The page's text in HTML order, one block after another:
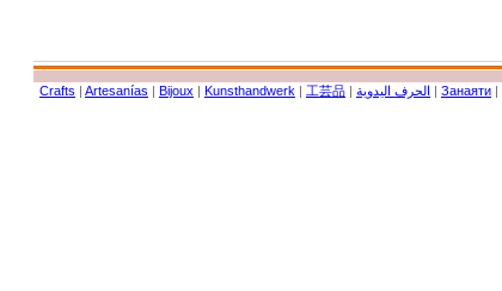
Crafts | Artesanías | Bijoux | Kunsthandwerk | 工芸品 | الحرف اليدوية | Занаяти |